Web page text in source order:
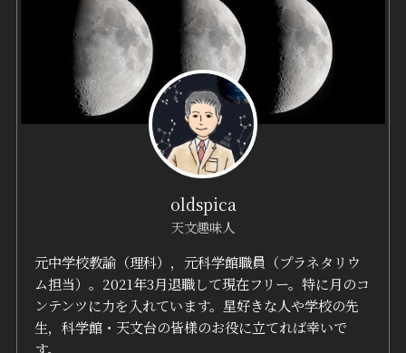
oldspica
天文趣味人
元中学校教諭（理科），元科学館職員（プラネタリウ
ム担当）。2021年3月退職して現在フリー。特に月のコ
ンテンツに力を入れています。星好きな人や学校の先
生，科学館・天文台の皆様のお役に立てれば幸いで
す。